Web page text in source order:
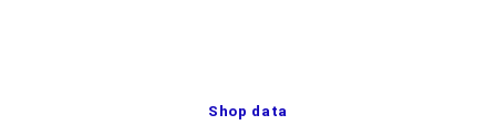
Shop data